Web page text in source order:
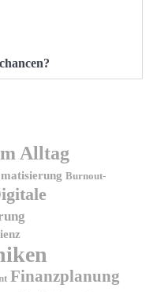
Alltag
Burnout-
Finanzplanung